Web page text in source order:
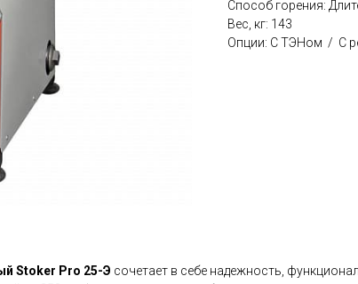
Способ горения:
Вес, кг: 143
Опции: С ТЭНом / С
Stoker Pro 25-Э сочетает в себе надежность,